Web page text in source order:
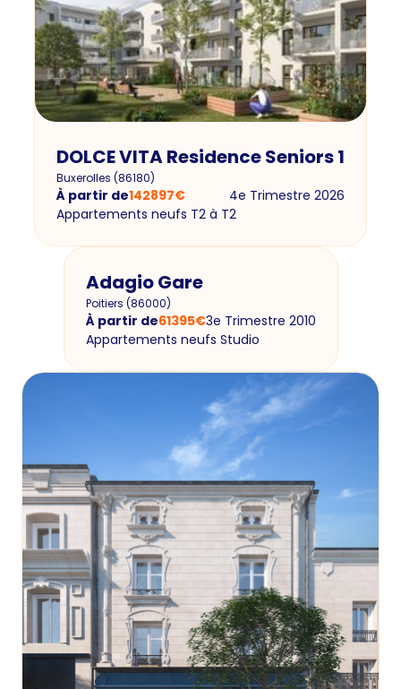
DOLCE VITA Residence Seniors 1
Buxerolles (86180)
À partir de142897€
4e Trimestre 2026
Appartements neufs T2 à T2
Adagio Gare
Poitiers (86000)
À partir de61395€3e Trimestre 2010
Appartements neufs Studio